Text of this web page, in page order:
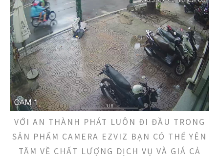
VỚI AN THÀNH PHÁT LUÔN ĐI ĐẦU TRONG
SẢN PHẨM CAMERA EZVIZ BẠN CÓ THỂ YÊN
TÂM VỀ CHẤT LƯỢNG DỊCH VỤ VÀ GIÁ CẢ